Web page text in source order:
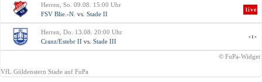
Herren, So. 09.08. 15:00 Uhr
FSV Blie.-N. vs. Stade II
live
Herren, Do. 13.08. 20:00 Uhr
Cranz/Estebr II vs. Stade III
-:-
© FuPa-Widget
VfL Güldenstern Stade auf FuPa